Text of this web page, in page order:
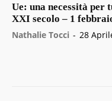
Ue: una necessità per
XXI secolo – 1
Nathalie Tocci - 28